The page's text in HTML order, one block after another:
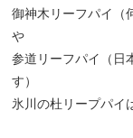
御神木リーフパイ（
や
参道リーフパイ（日
す）
氷川の杜リープパイ